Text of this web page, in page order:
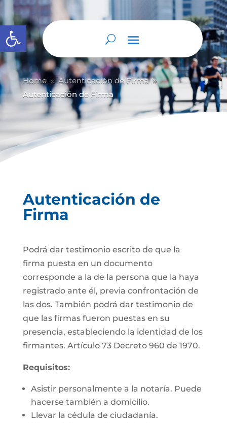
Abrir barra de herramientas
Home 9 Autenticación de Firma 9
Autenticación de Firma
Autenticación de
Firma
Podrá dar testimonio escrito de que la
firma puesta en un documento
corresponde a la de la persona que la haya
registrado ante él, previa confrontación de
las dos. También podrá dar testimonio de
que las firmas fueron puestas en su
presencia, estableciendo la identidad de los
firmantes. Artículo 73 Decreto 960 de 1970.
Requisitos:
Asistir personalmente a la notaría. Puede
hacerse también a domicilio.
Llevar la cédula de ciudadanía.